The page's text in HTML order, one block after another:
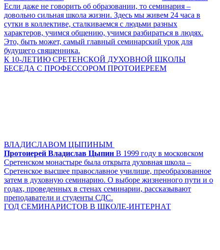
Если даже не говорить об образовании, то семинария –
довольно сильная школа жизни. Здесь мы живем 24 часа в
сутки в коллективе, сталкиваемся с людьми разных
характеров, учимся общению, учимся разбираться в людях.
Это, быть может, самый главный семинарский урок для
будущего священника.
К 10-ЛЕТИЮ СРЕТЕНСКОЙ ДУХОВНОЙ ШКОЛЫ
БЕСЕДА С ПРОФЕССОРОМ ПРОТОИЕРЕЕМ
ВЛАДИСЛАВОМ ЦЫПИНЫМ
Протоиерей Владислав Цыпин В 1999 году в московском
Сретенском монастыре была открыта духовная школа –
Сретенское высшее православное училище, преобразованное
затем в духовную семинарию. О выборе жизненного пути и о
годах, проведенных в стенах семинарии, рассказывают
преподаватели и студенты СДС.
ГОД СЕМИНАРИСТОВ В ШКОЛЕ-ИНТЕРНАТ